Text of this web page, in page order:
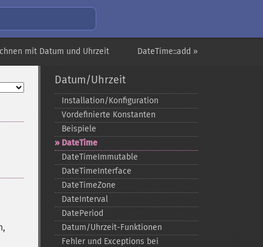
DateTime::add »
mit Datum und Uhrzeit
Datum/Uhrzeit
Installation/Konfiguration
Vordefinierte Konstanten
Beispiele
DateTime
DateTimeImmutable
DateTimeInterface
DateTimeZone
DateInterval
DatePeriod
Datum/Uhrzeit-​Funktionen
Fehler und Exceptions bei